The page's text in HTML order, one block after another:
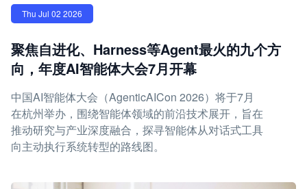
Thu Jul 02 2026
聚焦自进化、Harness等Agent最火的九个方
向，年度AI智能体大会7月开幕
中国AI智能体大会（AgenticAICon 2026）将于7月
在杭州举办，围绕智能体领域的前沿技术展开，旨在
推动研究与产业深度融合，探寻智能体从对话式工具
向主动执行系统转型的路线图。